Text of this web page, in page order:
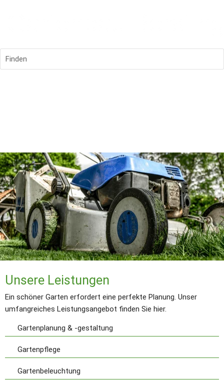
Finden
Unsere Leistungen
Ein schöner Garten erfordert eine perfekte Planung. Unser
umfangreiches Leistungsangebot finden Sie hier.
Gartenplanung & -gestaltung
Gartenpflege
Gartenbeleuchtung